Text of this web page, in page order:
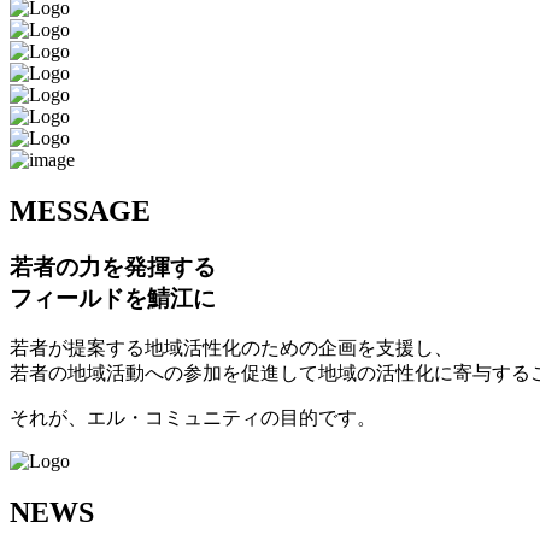
MESSAGE
若者の力を発揮する
フィールドを鯖江に
若者が提案する地域活性化のための企画を支援し、
若者の地域活動への参加を促進して地域の活性化に寄与する
それが、エル・コミュニティの目的です。
NEWS